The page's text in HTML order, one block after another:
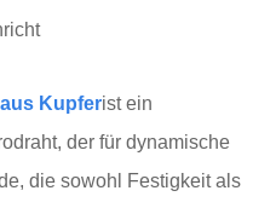
Kupferist ein
der für dynamische
die sowohl Festigkeit als